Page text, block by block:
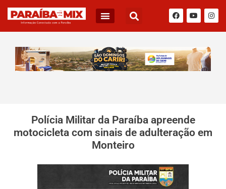
Polícia Militar da Paraíba apreende
motocicleta com sinais de adulteração em
Monteiro